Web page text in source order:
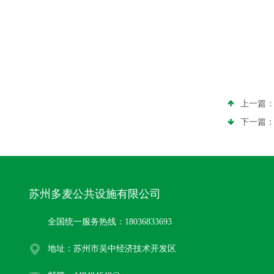
上一篇：
下一篇：
苏州多麦公共设施有限公司
全国统一服务热线：18036833693
地址：苏州市吴中经济技术开发区